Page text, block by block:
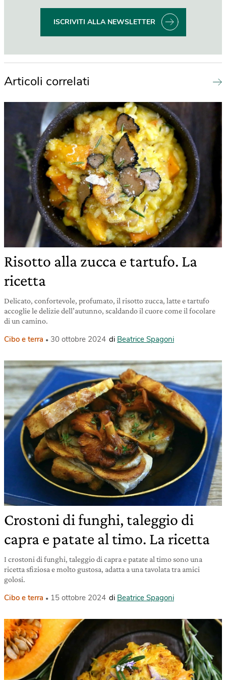
ISCRIVITI ALLA NEWSLETTER
Articoli correlati
Risotto alla zucca e tartufo. La
ricetta
Delicato, confortevole, profumato, il risotto zucca, latte e tartufo
accoglie le delizie dell’autunno, scaldando il cuore come il focolare
di un camino.
Cibo e terra 30 ottobre 2024 di Beatrice Spagoni
Crostoni di funghi, taleggio di
capra e patate al timo. La ricetta
I crostoni di funghi, taleggio di capra e patate al timo sono una
ricetta sfiziosa e molto gustosa, adatta a una tavolata tra amici
golosi.
Cibo e terra 15 ottobre 2024 di Beatrice Spagoni